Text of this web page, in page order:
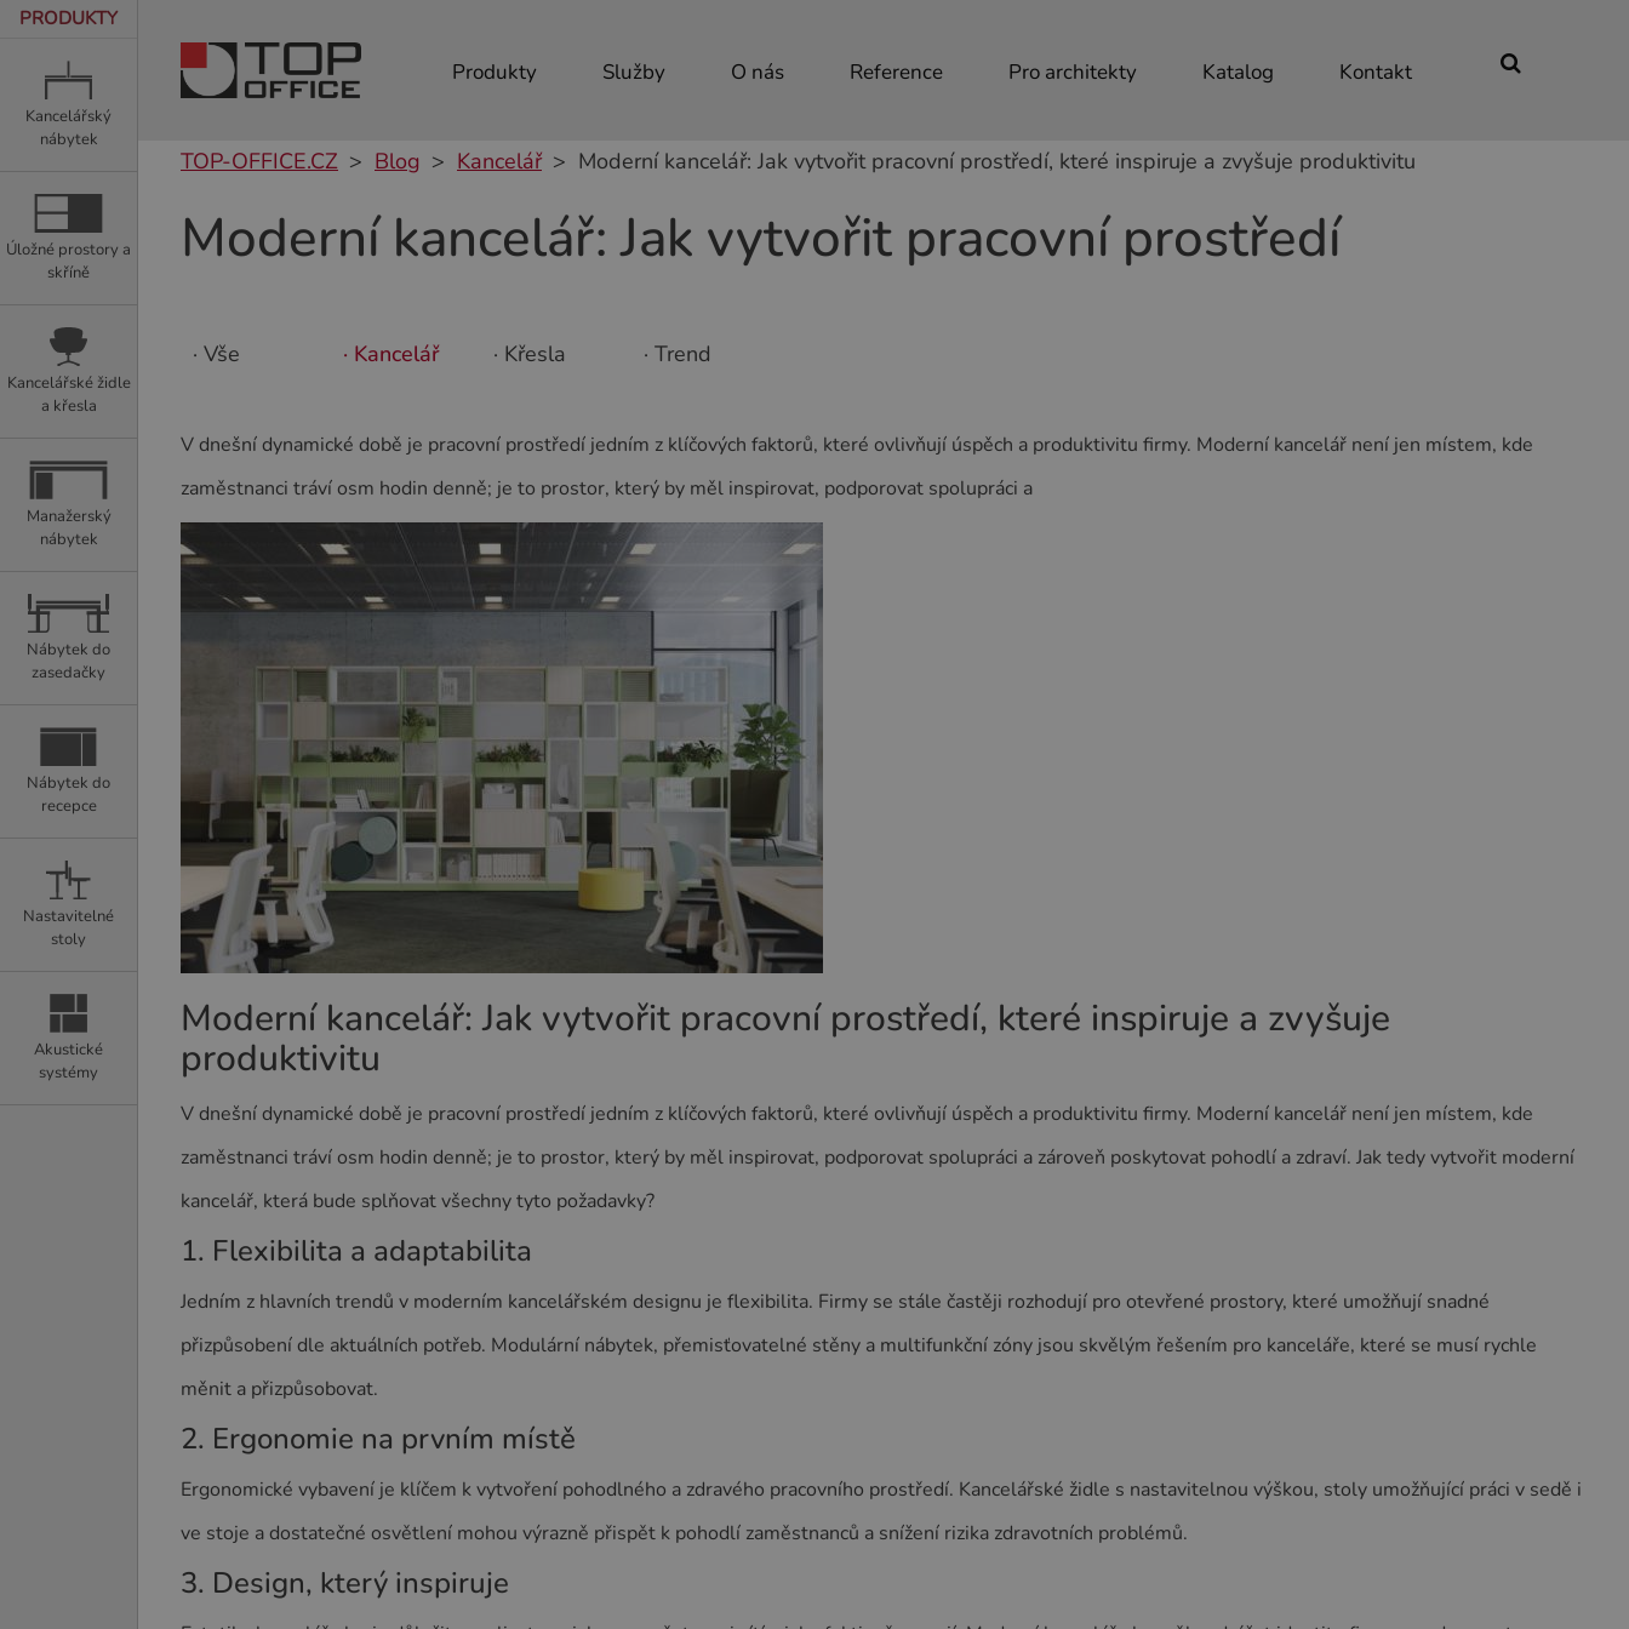
PRODUKTY
Kancelářský
nábytek
Úložné prostory a
skříně
Kancelářské židle
a křesla
Manažerský
nábytek
Nábytek do
zasedačky
Nábytek do
recepce
Nastavitelné
stoly
Akustické
systémy
Produkty Služby O nás Reference Pro architekty Katalog Kontakt
TOP-OFFICE.CZ Blog Kancelář Moderní kancelář: Jak vytvořit pracovní prostředí, které inspiruje a zvyšuje produktivitu
Moderní kancelář: Jak vytvořit pracovní prostředí
· Vše · Kancelář · Křesla · Trend
V dnešní dynamické době je pracovní prostředí jedním z klíčových faktorů, které ovlivňují úspěch a produktivitu firmy. Moderní kancelář není jen místem, kde
zaměstnanci tráví osm hodin denně; je to prostor, který by měl inspirovat, podporovat spolupráci a
Moderní kancelář: Jak vytvořit pracovní prostředí, které inspiruje a zvyšuje
produktivitu
V dnešní dynamické době je pracovní prostředí jedním z klíčových faktorů, které ovlivňují úspěch a produktivitu firmy. Moderní kancelář není jen místem, kde
zaměstnanci tráví osm hodin denně; je to prostor, který by měl inspirovat, podporovat spolupráci a zároveň poskytovat pohodlí a zdraví. Jak tedy vytvořit moderní
kancelář, která bude splňovat všechny tyto požadavky?
1. Flexibilita a adaptabilita
Jedním z hlavních trendů v moderním kancelářském designu je flexibilita. Firmy se stále častěji rozhodují pro otevřené prostory, které umožňují snadné
přizpůsobení dle aktuálních potřeb. Modulární nábytek, přemisťovatelné stěny a multifunkční zóny jsou skvělým řešením pro kanceláře, které se musí rychle
měnit a přizpůsobovat.
2. Ergonomie na prvním místě
Ergonomické vybavení je klíčem k vytvoření pohodlného a zdravého pracovního prostředí. Kancelářské židle s nastavitelnou výškou, stoly umožňující práci v sedě i
ve stoje a dostatečné osvětlení mohou výrazně přispět k pohodlí zaměstnanců a snížení rizika zdravotních problémů.
3. Design, který inspiruje